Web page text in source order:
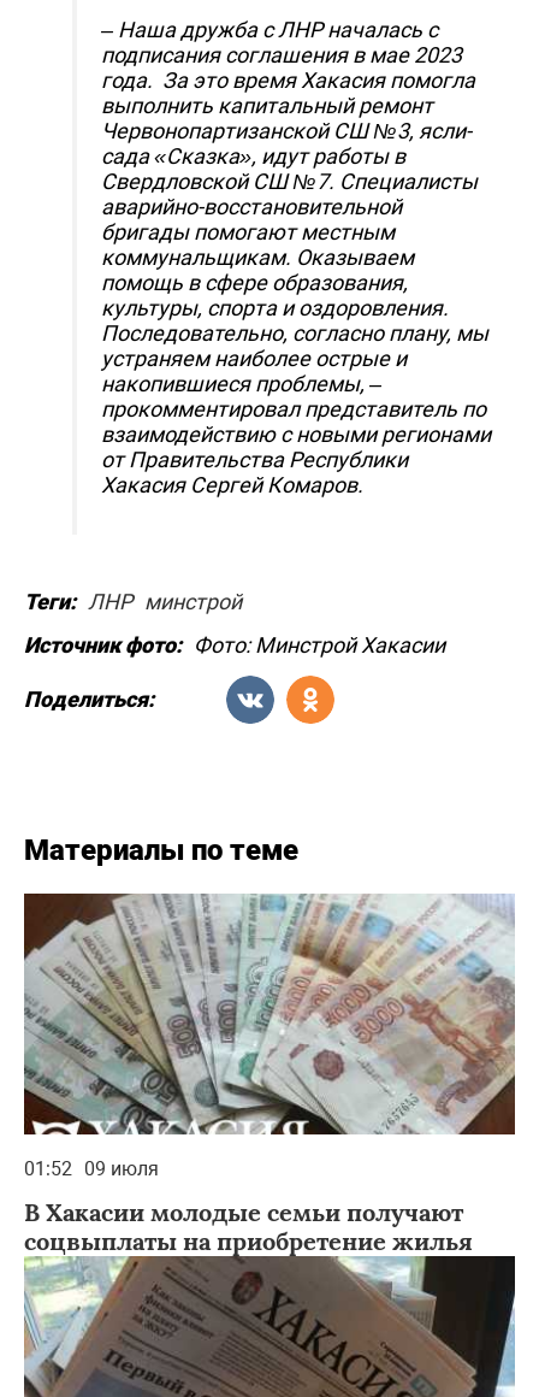
– Наша дружба с ЛНР началась с
подписания соглашения в мае 2023
года. За это время Хакасия помогла
выполнить капитальный ремонт
Червонопартизанской СШ №3, ясли-
сада «Сказка», идут работы в
Свердловской СШ №7. Специалисты
аварийно-восстановительной
бригады помогают местным
коммунальщикам. Оказываем
помощь в сфере образования,
культуры, спорта и оздоровления.
Последовательно, согласно плану, мы
устраняем наиболее острые и
накопившиеся проблемы, –
прокомментировал представитель по
взаимодействию с новыми регионами
от Правительства Республики
Хакасия Сергей Комаров.
Теги: ЛНР минстрой
Источник фото: Фото: Минстрой Хакасии
Поделиться:
Материалы по теме
01:52 09 июля
В Хакасии молодые семьи получают
соцвыплаты на приобретение жилья